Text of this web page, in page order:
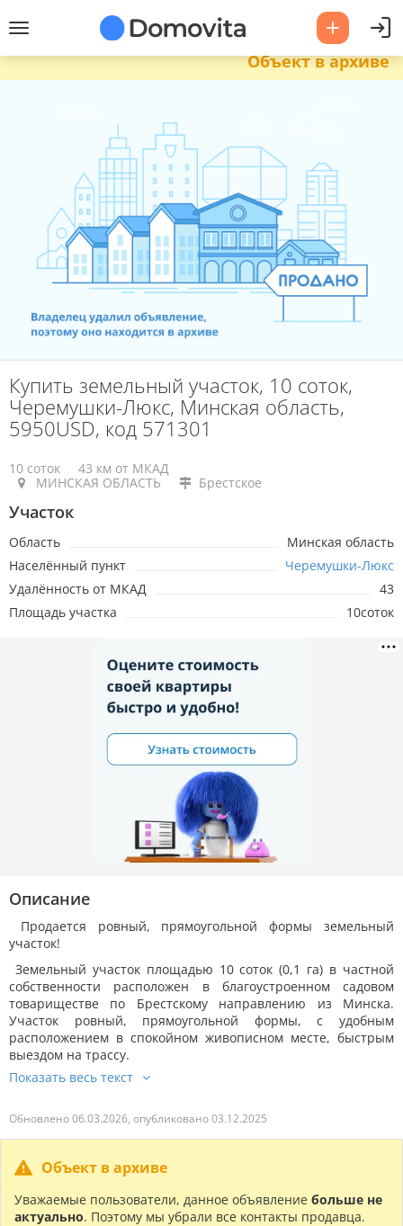
Объект в архиве
Купить земельный участок, 10 соток,
Черемушки-Люкс, Минская область,
5950USD, код 571301
10 соток
43 км от МКАД
МИНСКАЯ ОБЛАСТЬ
Брестское
Участок
Область
Минская область
Населённый пункт
Черемушки-Люкс
Удалённость от МКАД
43
Площадь участка
10соток
Описание
Продается ровный, прямоугольной формы земельный
участок!
Земельный участок площадью 10 соток (0,1 га) в частной
собственности расположен в благоустроенном садовом
товариществе по Брестскому направлению из Минска.
Участок ровный, прямоугольной формы, с удобным
расположением в спокойном живописном месте, быстрым
выездом на трассу.
Обновлено 06.03.2026, опубликовано 03.12.2025
Объект в архиве
Уважаемые пользователи, данное объявление больше не
актуально. Поэтому мы убрали все контакты продавца.